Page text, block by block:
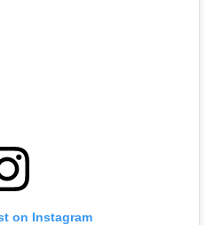
on Instagram